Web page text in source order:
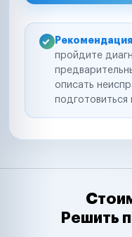
пройдите
описать
подготовиться
Решить